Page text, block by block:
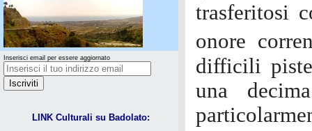
Inserisci email per essere aggiornato
LINK Culturali su Badolato:
trasferitosi
onore
difficili
una